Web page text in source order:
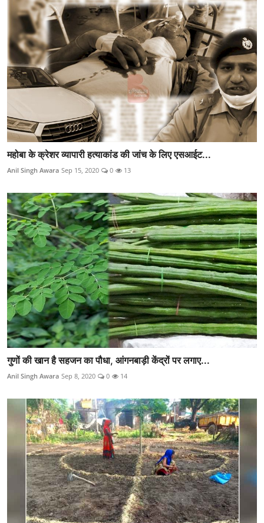
महोबा के क्रेशर व्यापारी हत्याकांड की जांच के लिए एसआईट...
Anil Singh Awara Sep 15, 2020 0 13
गुणों की खान है सहजन का पौधा, आंगनबाड़ी केंद्रों पर लगाए...
Anil Singh Awara Sep 8, 2020 0 14